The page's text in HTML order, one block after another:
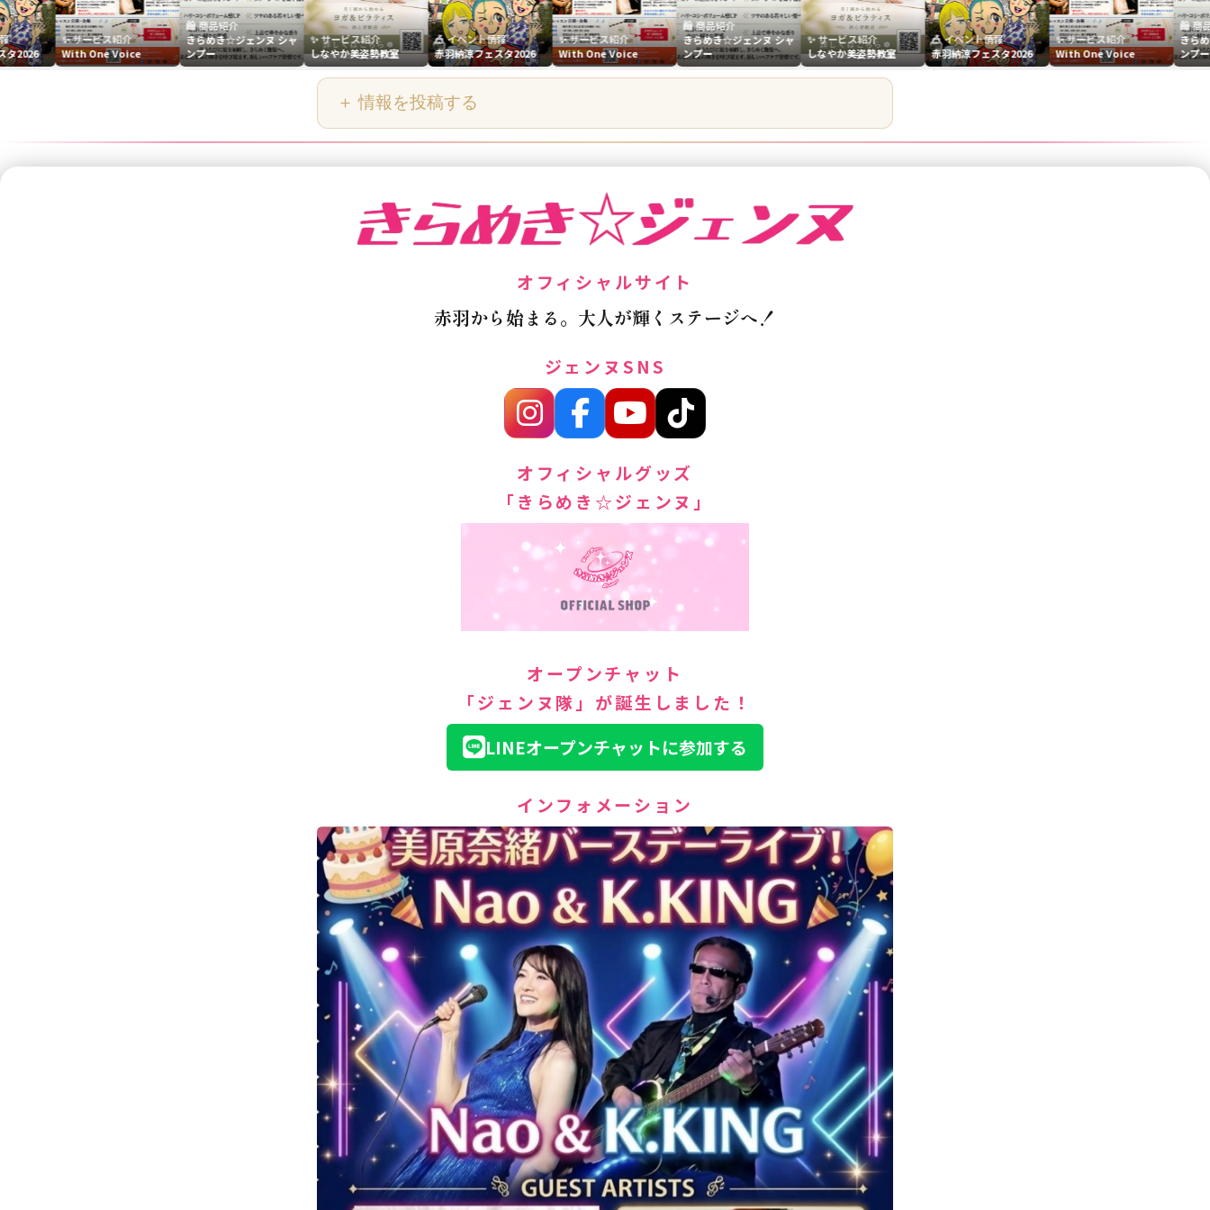
✨ サービス紹介
With One Voice
🛍️ 商品紹介
きらめき☆ジェンヌ シャ
ンプー
✨ サービス紹介
しなやか美姿勢教室
🎪 イベント情報
赤羽納涼フェスタ2026
✨ サービス紹介
With One Voice
🛍️ 商品紹介
きらめき☆ジェンヌ シャ
ンプー
✨ サービス紹介
しなやか美姿勢教室
🎪 イベント情報
赤羽納涼フェスタ2026
✨ サービス紹介
With One Voice
🛍️ 商品紹介
きらめき☆ジェ
ンプー
＋ 情報を投稿する
オフィシャルサイト
赤羽から始まる。大人が輝くステージへ！
ジェンヌSNS
オフィシャルグッズ
「きらめき☆ジェンヌ」
オープンチャット
「ジェンヌ隊」が誕生しました！
LINEオープンチャットに参加する
インフォメーション